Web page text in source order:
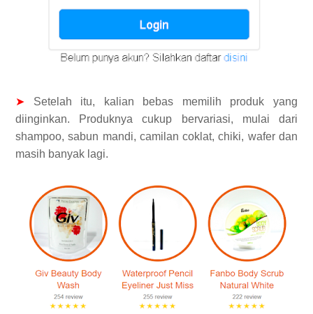
➤ Setelah itu, kalian bebas memilih produk yang
diinginkan. Produknya cukup bervariasi, mulai dari
shampoo, sabun mandi, camilan coklat, chiki, wafer dan
masih banyak lagi.